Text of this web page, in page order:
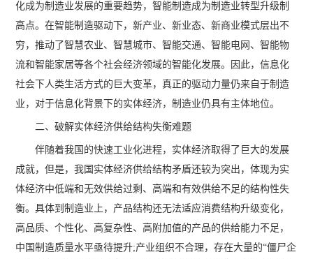
化成为制造业发展的重要趋势，智能制造成为制造业转型升级制
高点。在智能制造驱动下，新产业、新业态、新商业模式层出不
穷，推动了智慧农业、智慧城市、智能交通、智能电网、智能物
流和智能家居等各个社会经济领域的智能化发展。因此，信息化
社会下人类生活方式的巨大变革，真正的驱动力量仍来自于制造
业，对于信息化背景下的实体经济，制造业仍具有主体地位。
二、破解实体经济供给结构失衡难题
伴随着我国的快速工业化进程，实体经济取得了巨大的发展
成就，但是，我国实体经济供给结构矛盾还较为突出，体现为实
体经济中低端和无效供给过剩、高端和有效供给不足的结构性失
衡。具体到制造业上，产品结构还无法适应消费结构升级变化，
高品质、个性化、高复杂性、高附加值的产品的供给能力不足，
中国制造质量水平亟待提升;产业组织不合理，存在大量的“僵尸企